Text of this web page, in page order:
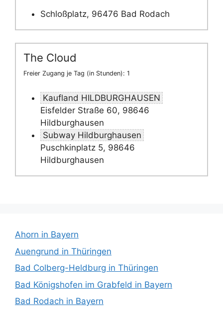
Schloßplatz, 96476 Bad Rodach
The Cloud
Freier Zugang je Tag (in Stunden): 1
Kaufland HILDBURGHAUSEN
Eisfelder Straße 60, 98646
Hildburghausen
Subway Hildburghausen
Puschkinplatz 5, 98646
Hildburghausen
Ahorn in Bayern
Auengrund in Thüringen
Bad Colberg-Heldburg in Thüringen
Bad Königshofen im Grabfeld in Bayern
Bad Rodach in Bayern